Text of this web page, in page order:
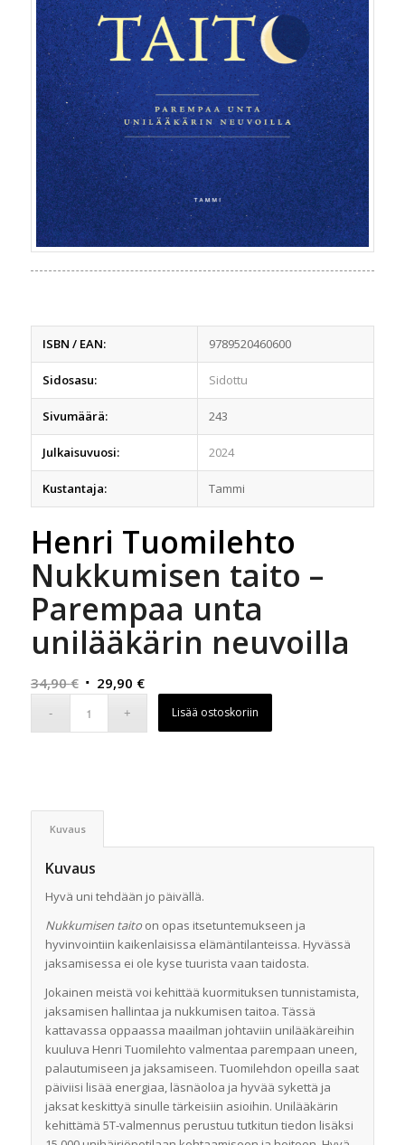
ISBN / EAN: 9789520460600
Sidosasu: Sidottu
Sivumäärä: 243
Julkaisuvuosi: 2024
Kustantaja: Tammi
Henri Tuomilehto
Nukkumisen taito –
Parempaa unta
unilääkärin neuvoilla
34,90€ Alkuperäinen
29,90 €Nykyinen
hinta
on:
Lisää ostoskoriin
Kuvaus
Kuvaus
Hyvä uni tehdään jo päivällä.
Nukkumisen taito on opas itsetuntemukseen ja
hyvinvointiin kaikenlaisissa elämäntilanteissa. Hyvässä
jaksamisessa ei ole kyse tuurista vaan taidosta.
Jokainen meistä voi kehittää kuormituksen tunnistamista,
jaksamisen hallintaa ja nukkumisen taitoa. Tässä
kattavassa oppaassa maailman johtaviin unilääkäreihin
kuuluva Henri Tuomilehto valmentaa parempaan uneen,
palautumiseen ja jaksamiseen. Tuomilehdon opeilla saat
päiviisi lisää energiaa, läsnäoloa ja hyvää sykettä ja
jaksat keskittyä sinulle tärkeisiin asioihin. Unilääkärin
kehittämä 5T-valmennus perustuu tutkitun tiedon lisäksi